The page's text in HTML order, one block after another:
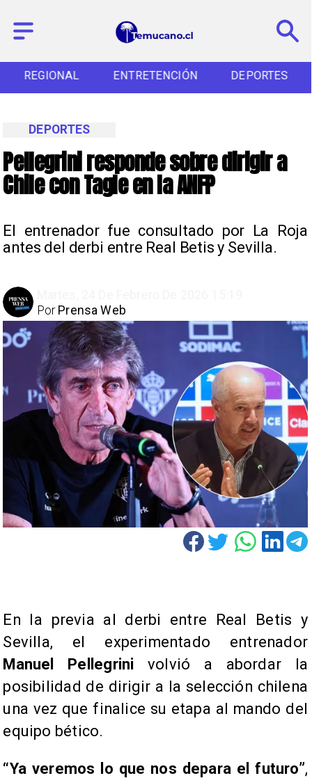
REGIONAL ENTRETENCIÓN DEPORTES
Pellegrini responde sobre dirigir a
Chile con Tagle en la ANFP
El entrenador fue consultado por La Roja
antes del derbi entre Real Betis y Sevilla.
DEPORTES
Prensa Web
Por
En la previa al derbi entre Real Betis y
Sevilla, el experimentado entrenador
Manuel Pellegrini volvió a abordar la
posibilidad de dirigir a la selección chilena
una vez que finalice su etapa al mando del
equipo bético.
“Ya veremos lo que nos depara el futuro”,